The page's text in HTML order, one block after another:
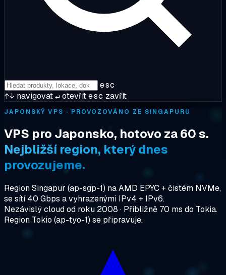
esc
↑↓ navigovat↵otevřítesc zavřít
JAPONSKÝ VPS · PROVOZOVÁNO ZE SINGAPURU
VPS pro Japonsko, hotovo za 60 s.
Nejbližší region, který dnes
provozujeme.
Region Singapur (ap-sgp-1) na AMD EPYC + čistém NVMe,
se sítí 40 Gbps a vyhrazenými IPv4 + IPv6.
Nezávislý cloud od roku 2008 · Přibližně 70 ms do Tokia.
Region Tokio (ap-tyo-1) se připravuje.